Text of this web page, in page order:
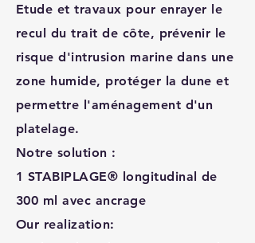
Etude et travaux pour enrayer le
recul du trait de côte, prévenir le
risque d'intrusion marine dans une
zone humide, protéger la dune et
permettre l'aménagement d'un
platelage.
Notre solution :
1 STABIPLAGE® longitudinal de
300 ml avec ancrage
Our realization: